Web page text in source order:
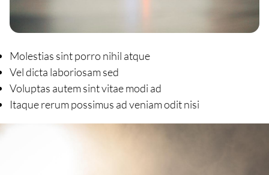
Molestias sint porro nihil atque
Vel dicta laboriosam sed
Voluptas autem sint vitae modi ad
Itaque rerum possimus ad veniam odit nisi